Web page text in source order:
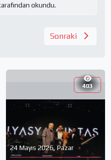
403
24 Mayıs 2026, Pazar
okundu.
Sonraki